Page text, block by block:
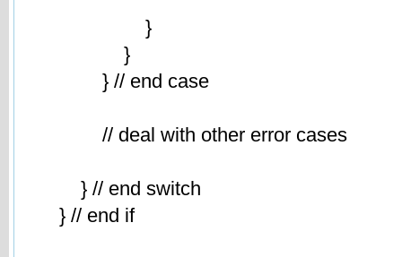
}
}
} // end case
// deal with other error cases
} // end switch
} // end if